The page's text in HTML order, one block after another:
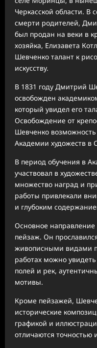
Черкасской области. В
смерти родителей,
был продан на веки в
хозяйка, Елизавета
Шевченко талант к
искусству.
В 1831 году Дмитрий
освобожден
который увидел его
Освобождение от
Шевченко
Академии художеств в
В период обучения в
участвовал в
множество наград и
работы привлекали
и глубоким
Основное направление
пейзаж. Он
живописными видами
работах можно
полей и рек,
мотивы.
Кроме пейзажей,
исторические
графикой и
отличаются точностью